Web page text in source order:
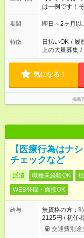
は一例です！
期間 即日～2ヶ月
特徴 日払いOK / 履
上の大量募集 /
気になる！
掲載
【医療行為はナ
チェックなど
派遣 職種未経験OK
WEB登録・面接OK
給与
無資格の方：
2125円 / 初任
交通費別途